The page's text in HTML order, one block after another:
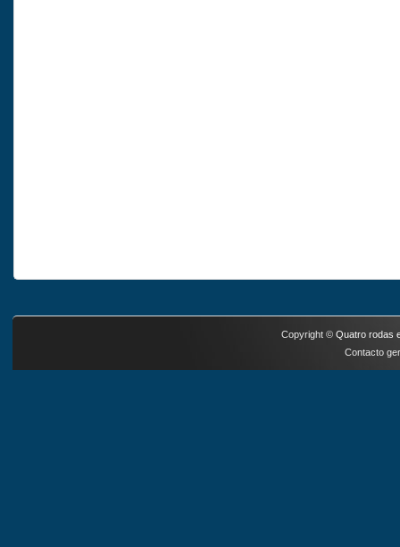
Copyright © Quatro rodas
Contacto